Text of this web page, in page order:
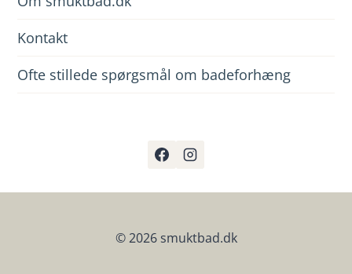
Kontakt
Ofte stillede spørgsmål om badeforhæng
© 2026 smuktbad.dk